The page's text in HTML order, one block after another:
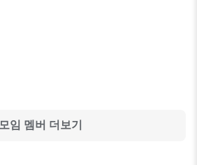
모임 멤버 더보기